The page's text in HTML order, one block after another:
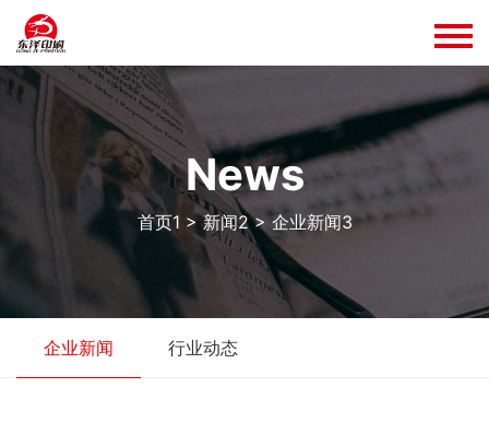
news
首页1 > 新闻2 > 企业新闻3
企业新闻 行业动态